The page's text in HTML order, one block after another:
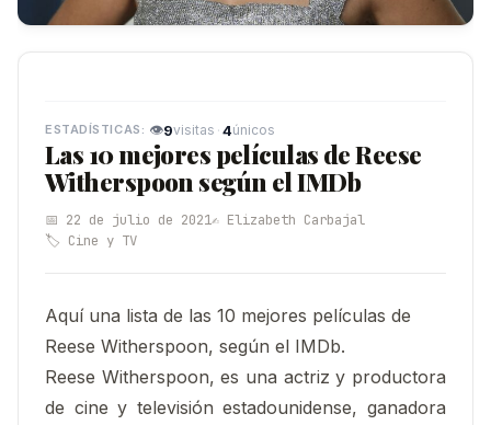
👁9visitas ·4únicos
Las 10 mejores películas de Reese
Witherspoon según el IMDb
📅 22 de julio de 2021✍️ Elizabeth Carbajal
🏷️ Cine y TV
Aquí una lista de las 10 mejores películas de
Reese Witherspoon, según el IMDb.
Reese Witherspoon, es una actriz y productora
de cine y televisión estadounidense, ganadora